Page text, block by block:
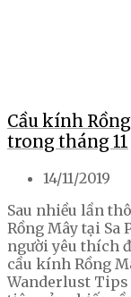
Cầu kính
trong tháng 11
14/11/2019
Sau nhiều lần
Rồng Mây tại Sa
người yêu thích
cầu kính Rồng
Wanderlust